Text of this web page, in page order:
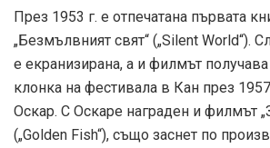
През 1953 г. е отпечатана първата
„Безмълвният свят“ („Silent World“).
е екранизирана, а и филмът
клонка на фестивала в Кан през
Оскар. С Оскаре награден и филмът
(„Golden Fish“), също заснет по